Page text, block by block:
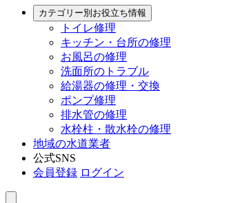
カテゴリー別お役立ち情報
トイレ修理
キッチン・台所の修理
お風呂の修理
洗面所のトラブル
給湯器の修理・交換
ポンプ修理
排水管の修理
水栓柱・散水栓の修理
地域の水道業者
公式SNS
会員登録 ログイン